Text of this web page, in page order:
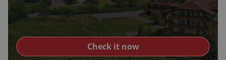
Check it now